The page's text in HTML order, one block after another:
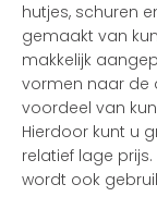
hutjes, schuren
gemaakt van
makkelijk
vormen naar de
voordeel van
Hierdoor kunt u
relatief lage
wordt ook